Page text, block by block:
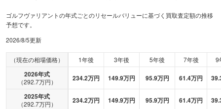
ゴルフヴァリアントの年式ごとのリセールバリューに基づく買取査定額の推移
予想です。
2026/8/5更新
（現在の相場価格） 1年後 3年後 5年後 7年後 9
2026年式
（292.7万円） 234.2万円 149.9万円 95.9万円 61.4万円
2025年式
（292.7万円） 234.2万円 149.9万円 95.9万円 61.4万円